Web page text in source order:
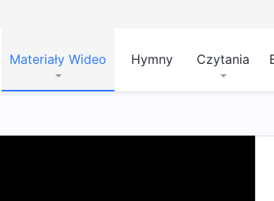
Materiały Wideo Hymny Czytania